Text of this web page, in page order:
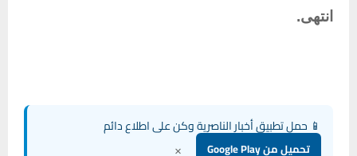
انتهى.
📱 حمل تطبيق أخبار الناصرية وكن على اطلاع دائم
تحميل من Google Play ×